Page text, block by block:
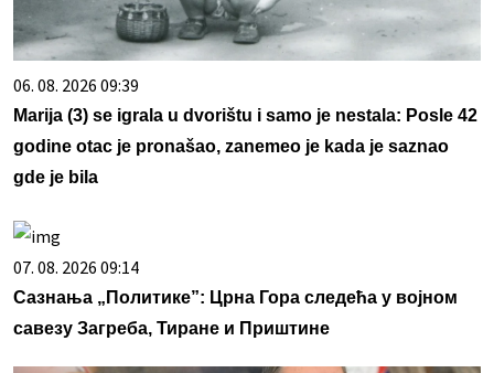
06. 08. 2026 09:39
Marija (3) se igrala u dvorištu i samo je nestala: Posle 42
godine otac je pronašao, zanemeo je kada je saznao
gde je bila
07. 08. 2026 09:14
Сазнања „Политике”: Црна Гора следећа у војном
савезу Загреба, Тиране и Приштине